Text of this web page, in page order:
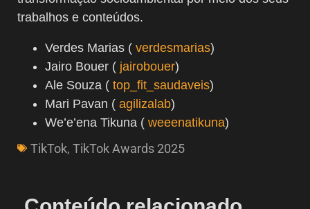
trabalhos e conteúdos.
Verdes Marias ( verdesmarias)
Jairo Bouer ( jairobouer)
Ale Souza ( top_fit_saudaveis)
Mari Pavan ( agilizalab)
We’e’ena Tikuna ( weeenatikuna)
TikTok, TikTok Awards 2025